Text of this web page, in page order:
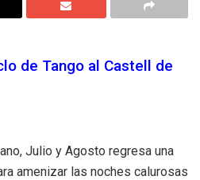
de Tango al Castell de
Julio y Agosto regresa una
amenizar las noches calurosas